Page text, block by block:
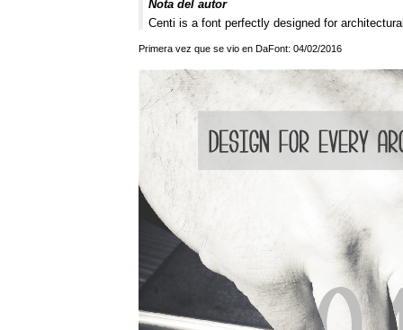
Nota del autor
Centi is a font perfectly designed for
Primera vez que se vio en DaFont: 04/02/2016